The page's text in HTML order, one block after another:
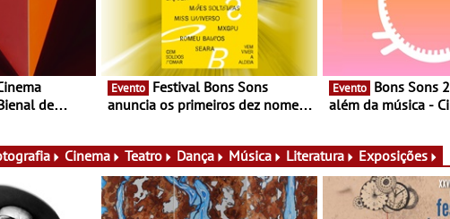
de
Evento
anuncia os primeiros dez nomes
Evento
além da música -
muito mais
Cinema Teatro Dança Música Literatura Exposições